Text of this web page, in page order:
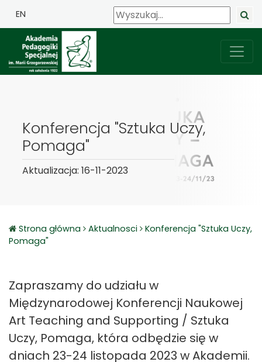
EN
Konferencja "Sztuka Uczy,
Pomaga"
Aktualizacja: 16-11-2023
Strona główna Aktualnosci
Konferencja "Sztuka Uczy,
Pomaga"
Zapraszamy do udziału w
Międzynarodowej Konferencji Naukowej
Art Teaching and Supporting / Sztuka
Uczy, Pomaga, która odbędzie się w
dniach 23-24 listopada 2023 w Akademii.